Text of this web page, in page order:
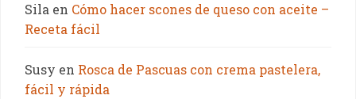
Sila en Cómo hacer scones de queso con aceite –
Receta fácil
Susy en Rosca de Pascuas con crema pastelera,
fácil y rápida